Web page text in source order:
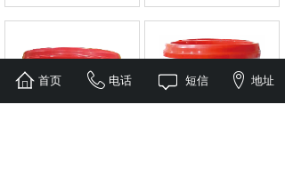
首页 电话 短信 地址